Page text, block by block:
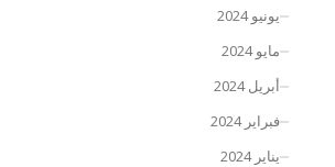
يونيو 2024
مايو 2024
أبريل 2024
فبراير 2024
يناير 2024